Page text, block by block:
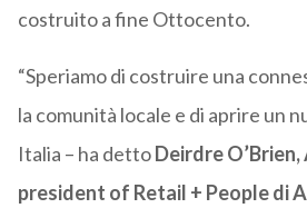
costruito a fine Ottocento.
“Speriamo di costruire una
la comunità locale e di aprire un
Italia – ha dettoDeirdre
president of Retail + People di